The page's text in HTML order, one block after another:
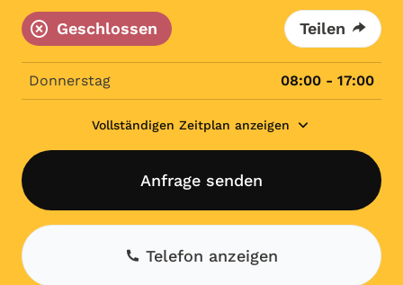
Geschlossen Teilen
Donnerstag 08:00 - 17:00
Vollständigen Zeitplan anzeigen
Anfrage senden
Telefon anzeigen